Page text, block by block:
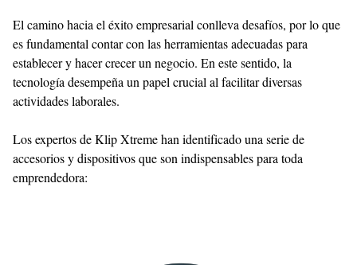
El camino hacia el éxito empresarial conlleva desafíos, por lo que
es fundamental contar con las herramientas adecuadas para
establecer y hacer crecer un negocio. En este sentido, la
tecnología desempeña un papel crucial al facilitar diversas
actividades laborales.
Los expertos de Klip Xtreme han identificado una serie de
accesorios y dispositivos que son indispensables para toda
emprendedora: